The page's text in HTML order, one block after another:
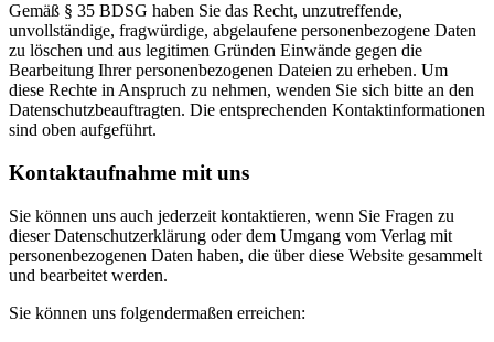
Gemäß § 35 BDSG haben Sie das Recht, unzutreffende,
unvollständige, fragwürdige, abgelaufene personenbezogene Daten
zu löschen und aus legitimen Gründen Einwände gegen die
Bearbeitung Ihrer personenbezogenen Dateien zu erheben. Um
diese Rechte in Anspruch zu nehmen, wenden Sie sich bitte an den
Datenschutzbeauftragten. Die entsprechenden Kontaktinformationen
sind oben aufgeführt.
Kontaktaufnahme mit uns
Sie können uns auch jederzeit kontaktieren, wenn Sie Fragen zu
dieser Datenschutzerklärung oder dem Umgang vom Verlag mit
personenbezogenen Daten haben, die über diese Website gesammelt
und bearbeitet werden.
Sie können uns folgendermaßen erreichen: